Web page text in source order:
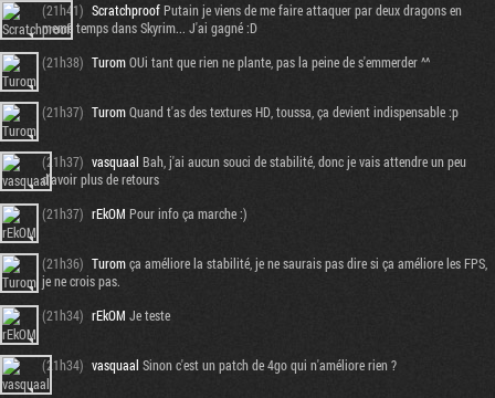
(21h41) ScratchproofPutain je viens de me faire attaquer par deux dragons en
meme temps dans Skyrim... J'ai gagné :D
(21h38) TuromOUi tant que rien ne plante, pas la peine de s'emmerder ^^
(21h37) TuromQuand t'as des textures HD, toussa, ça devient indispensable :p
(21h37) vasquaal Bah, j'ai aucun souci de stabilité, donc je vais attendre un peu
d'avoir plus de retours
(21h37) rEkOM Pour info ça marche :)
(21h36) Turomça améliore la stabilité, je ne saurais pas dire si ça améliore les FPS,
je ne crois pas.
(21h34) rEkOM Je teste
(21h34) vasquaal Sinon c'est un patch de 4go qui n'améliore rien ?